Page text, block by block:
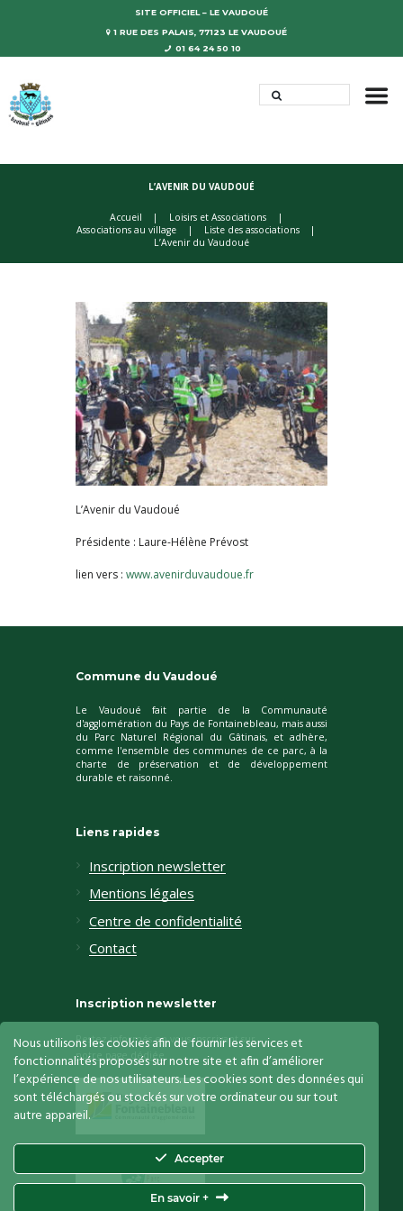
SITE OFFICIEL – LE VAUDOUÉ
1 RUE DES PALAIS, 77123 LE VAUDOUÉ
01 64 24 50 10
L’AVENIR DU VAUDOUÉ
Accueil
Loisirs et Associations
Associations au village
Liste des associations
L’Avenir du Vaudoué
L’Avenir du Vaudoué
Présidente : Laure-Hélène Prévost
lien vers : www.avenirduvaudoue.fr
Commune du Vaudoué
Le Vaudoué fait partie de la Communauté
d'agglomération du Pays de Fontainebleau, mais aussi
du Parc Naturel Régional du Gâtinais, et adhère,
comme l'ensemble des communes de ce parc, à la
charte de préservation et de développement
durable et raisonné.
Liens rapides
Inscription newsletter
Mentions légales
Centre de confidentialité
Contact
Inscription newsletter
Restez informés en vous inscrivant sur
notre page dédiée
Nous utilisons les cookies afin de fournir les services et
fonctionnalités proposés sur notre site et afin d’améliorer
l’expérience de nos utilisateurs. Les cookies sont des données qui
sont téléchargés ou stockés sur votre ordinateur ou sur tout
autre appareil.
Accepter
En savoir +